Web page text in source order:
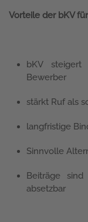
Vorteile der bKV
bKV steigert
Bewerber
stärkt Ruf als
langfristige
Sinnvolle
Beiträge
absetzbar